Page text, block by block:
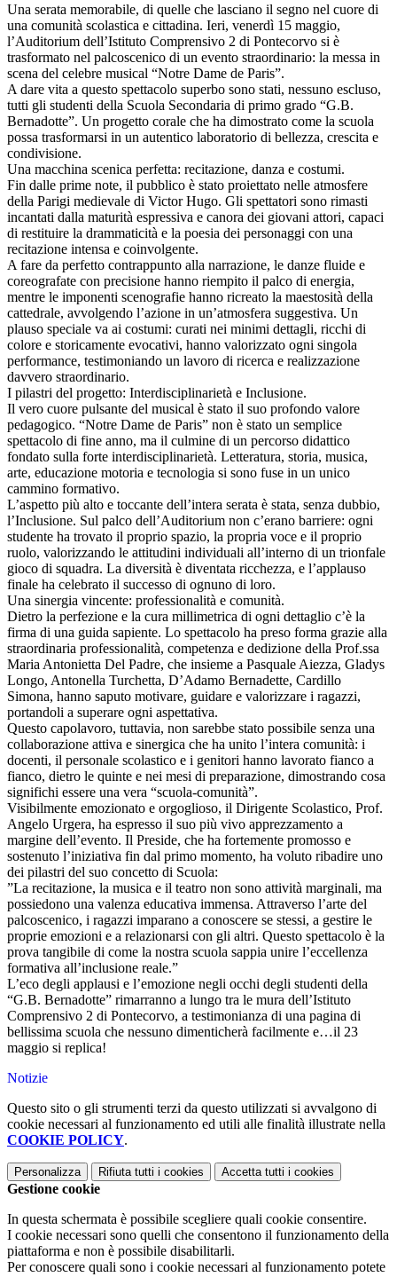
Una serata memorabile, di quelle che lasciano il segno nel cuore di
una comunità scolastica e cittadina. Ieri, venerdì 15 maggio,
l’Auditorium dell’Istituto Comprensivo 2 di Pontecorvo si è
trasformato nel palcoscenico di un evento straordinario: la messa in
scena del celebre musical “Notre Dame de Paris”.
​A dare vita a questo spettacolo superbo sono stati, nessuno escluso,
tutti gli studenti della Scuola Secondaria di primo grado “G.B.
Bernadotte”. Un progetto corale che ha dimostrato come la scuola
possa trasformarsi in un autentico laboratorio di bellezza, crescita e
condivisione.
​Una macchina scenica perfetta: recitazione, danza e costumi.
​Fin dalle prime note, il pubblico è stato proiettato nelle atmosfere
della Parigi medievale di Victor Hugo. Gli spettatori sono rimasti
incantati dalla maturità espressiva e canora dei giovani attori, capaci
di restituire la drammaticità e la poesia dei personaggi con una
recitazione intensa e coinvolgente.
​A fare da perfetto contrappunto alla narrazione, le danze fluide e
coreografate con precisione hanno riempito il palco di energia,
mentre le imponenti scenografie hanno ricreato la maestosità della
cattedrale, avvolgendo l’azione in un’atmosfera suggestiva. Un
plauso speciale va ai costumi: curati nei minimi dettagli, ricchi di
colore e storicamente evocativi, hanno valorizzato ogni singola
performance, testimoniando un lavoro di ricerca e realizzazione
davvero straordinario.
​I pilastri del progetto: Interdisciplinarietà e Inclusione.
​Il vero cuore pulsante del musical è stato il suo profondo valore
pedagogico. “Notre Dame de Paris” non è stato un semplice
spettacolo di fine anno, ma il culmine di un percorso didattico
fondato sulla forte interdisciplinarietà. Letteratura, storia, musica,
arte, educazione motoria e tecnologia si sono fuse in un unico
cammino formativo.
​L’aspetto più alto e toccante dell’intera serata è stata, senza dubbio,
l’Inclusione. Sul palco dell’Auditorium non c’erano barriere: ogni
studente ha trovato il proprio spazio, la propria voce e il proprio
ruolo, valorizzando le attitudini individuali all’interno di un trionfale
gioco di squadra. La diversità è diventata ricchezza, e l’applauso
finale ha celebrato il successo di ognuno di loro.
​Una sinergia vincente: professionalità e comunità.
​Dietro la perfezione e la cura millimetrica di ogni dettaglio c’è la
firma di una guida sapiente. Lo spettacolo ha preso forma grazie alla
straordinaria professionalità, competenza e dedizione della Prof.ssa
Maria Antonietta Del Padre, che insieme a Pasquale Aiezza, Gladys
Longo, Antonella Turchetta, D’Adamo Bernadette, Cardillo
Simona, hanno saputo motivare, guidare e valorizzare i ragazzi,
portandoli a superare ogni aspettativa.
​Questo capolavoro, tuttavia, non sarebbe stato possibile senza una
collaborazione attiva e sinergica che ha unito l’intera comunità: i
docenti, il personale scolastico e i genitori hanno lavorato fianco a
fianco, dietro le quinte e nei mesi di preparazione, dimostrando cosa
significhi essere una vera “scuola-comunità”.
​Visibilmente emozionato e orgoglioso, il Dirigente Scolastico, Prof.
Angelo Urgera, ha espresso il suo più vivo apprezzamento a
margine dell’evento. Il Preside, che ha fortemente promosso e
sostenuto l’iniziativa fin dal primo momento, ha voluto ribadire uno
dei pilastri del suo concetto di Scuola:
​”La recitazione, la musica e il teatro non sono attività marginali, ma
possiedono una valenza educativa immensa. Attraverso l’arte del
palcoscenico, i ragazzi imparano a conoscere se stessi, a gestire le
proprie emozioni e a relazionarsi con gli altri. Questo spettacolo è la
prova tangibile di come la nostra scuola sappia unire l’eccellenza
formativa all’inclusione reale.”
​L’eco degli applausi e l’emozione negli occhi degli studenti della
“G.B. Bernadotte” rimarranno a lungo tra le mura dell’Istituto
Comprensivo 2 di Pontecorvo, a testimonianza di una pagina di
bellissima scuola che nessuno dimenticherà facilmente e…il 23
maggio si replica!
Notizie
Questo sito o gli strumenti terzi da questo utilizzati si avvalgono di
cookie necessari al funzionamento ed utili alle finalità illustrate nella
COOKIE POLICY.
Personalizza Rifiuta tutti i cookies Accetta tutti i cookies
Gestione cookie
In questa schermata è possibile scegliere quali cookie consentire.
I cookie necessari sono quelli che consentono il funzionamento della
piattaforma e non è possibile disabilitarli.
Per conoscere quali sono i cookie necessari al funzionamento potete